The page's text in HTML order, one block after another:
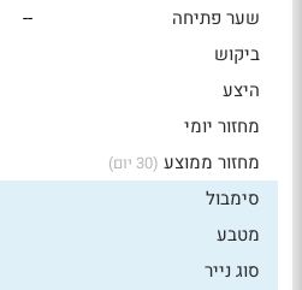
שער פתיחה
--
ביקוש
היצע
מחזור יומי
מחזור ממוצע (30 יום)
סימבול
מטבע
סוג נייר